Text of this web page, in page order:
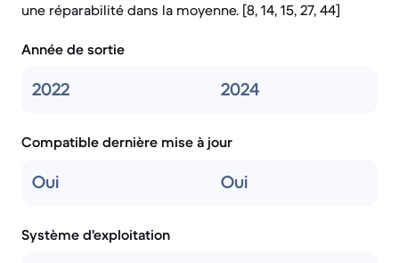
une réparabilité dans la moyenne. [8, 14, 15, 27, 44]
Année de sortie
2022 2024
Compatible dernière mise à jour
Oui Oui
Système d'exploitation